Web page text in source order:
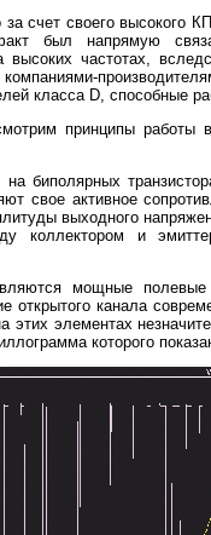
счет своего высокого
был напрямую
частотах,
класса D, способные
принципы работы
биполярных
свое активное
выходного
коллектором и
мощные
открытого канала
элементах
которого